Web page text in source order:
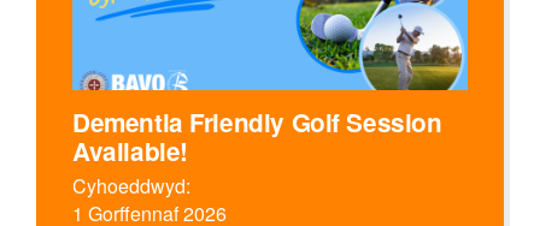
Dementia Friendly Golf Session
Available!
Cyhoeddwyd:
1 Gorffennaf 2026